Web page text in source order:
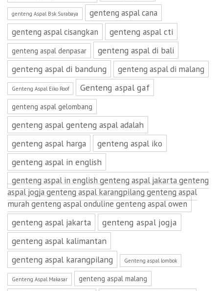
genteng Aspal Bsk Surabaya
genteng aspal cana
genteng aspal cisangkan
genteng aspal cti
genteng aspal denpasar
genteng aspal di bali
genteng aspal di bandung
genteng aspal di malang
Genteng Aspal Eiko Roof Genteng aspal gaf
genteng aspal gelombang
genteng aspal genteng aspal adalah
genteng aspal harga
genteng aspal iko
genteng aspal in english
genteng aspal in english genteng aspal jakarta genteng
aspal jogja genteng aspal karangpilang genteng aspal
murah genteng aspal onduline genteng aspal owen
genteng aspal jakarta
genteng aspal jogja
genteng aspal kalimantan
genteng aspal karangpilang
Genteng aspal lombok
Genteng Aspal Makasar genteng aspal malang